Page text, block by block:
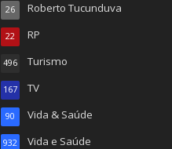
Roberto Tucunduva
26
RP
22
Turismo
496
TV
167
Vida & Saúde
90
Vida e Saúde
932